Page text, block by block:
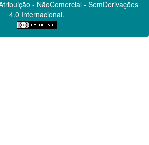
- NãoComercial - SemDerivações
4.0 Internacional.